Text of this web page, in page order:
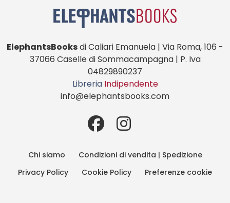
ElephantsBooksdi Caliari Emanuela | Via Roma, 106 -
37066 Caselle di Sommacampagna | P. Iva
04829890237
Libreria Indipendente
info@elephantsbooks.com
Chi siamo
Condizioni di vendita | Spedizione
Privacy Policy
Cookie Policy Preferenze cookie